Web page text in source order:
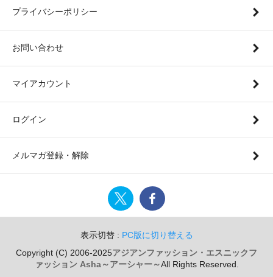
プライバシーポリシー
お問い合わせ
マイアカウント
ログイン
メルマガ登録・解除
表示切替 : PC版に切り替える
Copyright (C) 2006-2025アジアンファッション・エスニックフ
ァッション Asha～アーシャー～All Rights Reserved.